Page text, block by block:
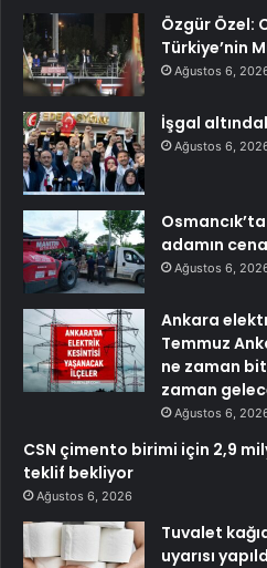
Özgür Özel:
Türkiye’nin
Ağustos 6,
İşgal
Ağustos 6,
adamın
Ağustos 6,
Ankara
Temmuz
ne zaman
zaman
Ağustos 6,
CSN çimento birimi için 2,9
teklif bekliyor
Ağustos 6, 2026
Tuvalet
uyarısı